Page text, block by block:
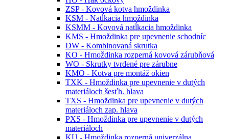
ZSP - Kovová kotva hmoždinka
KSM - Natĺkacia hmoždinka
KSMM - Kovová natĺkacia hmoždinka
KMS - Hmoždinka pre upevnenie schodníc
DW - Kombinovaná skrutka
KO - Hmoždinka rozperná kovová zárubňová
WO - Skrutky tvrdené pre zárubne
KMO - Kotva pre montáž okien
TXK - Hmoždinka pre upevnenie v dutých
materiáloch šesťh. hlava
TXS - Hmoždinka pre upevnenie v dutých
materiáloch zap. hlava
PXS - Hmoždinka pre upevnenie v dutých
materiáloch
KU - Hmoždinka rozperná univerzálna